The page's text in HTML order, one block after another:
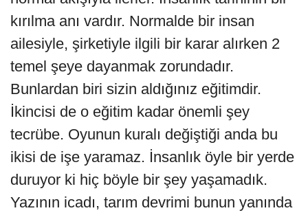
kırılma anı vardır. Normalde bir insan
ailesiyle, şirketiyle ilgili bir karar alırken 2
temel şeye dayanmak zorundadır.
Bunlardan biri sizin aldığınız eğitimdir.
İkincisi de o eğitim kadar önemli şey
tecrübe. Oyunun kuralı değiştiği anda bu
ikisi de işe yaramaz. İnsanlık öyle bir yerde
duruyor ki hiç böyle bir şey yaşamadık.
Yazının icadı, tarım devrimi bunun yanında